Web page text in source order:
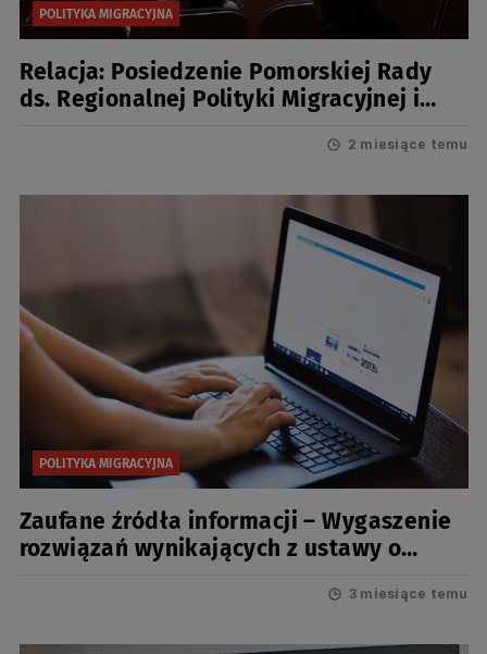
POLITYKA MIGRACYJNA
Relacja: Posiedzenie Pomorskiej Rady
ds. Regionalnej Polityki Migracyjnej i
2 miesiące temu
POLITYKA MIGRACYJNA
Zaufane źródła informacji – Wygaszenie
rozwiązań wynikających z ustawy o
джерела інформації – Припинення дії
3 miesiące temu